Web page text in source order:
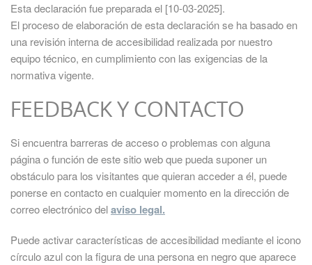
Esta declaración fue preparada el [10-03-2025].
El proceso de elaboración de esta declaración se ha basado en
una revisión interna de accesibilidad realizada por nuestro
equipo técnico, en cumplimiento con las exigencias de la
normativa vigente.
FEEDBACK Y CONTACTO
Si encuentra barreras de acceso o problemas con alguna
página o función de este sitio web que pueda suponer un
obstáculo para los visitantes que quieran acceder a él, puede
ponerse en contacto en cualquier momento en la dirección de
correo electrónico delaviso legal.
Puede activar características de accesibilidad mediante el icono
círculo azul con la figura de una persona en negro que aparece